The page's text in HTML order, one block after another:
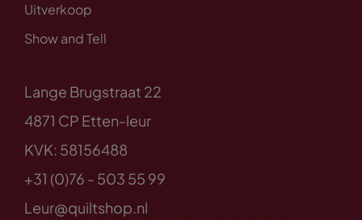
Uitverkoop
Show and Tell
Lange Brugstraat 22
4871 CP Etten-leur
KVK: 58156488
+31 (0)76 - 503 55 99
Leur@quiltshop.nl